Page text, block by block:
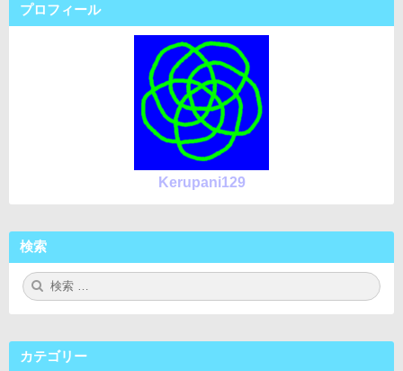
プロフィール
Kerupani129
検索
検
索:
カテゴリー